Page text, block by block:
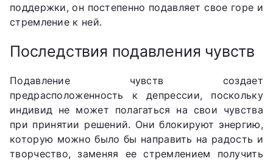
поддержки, он постепенно подавляет свое горе и
стремление к ней.
Последствия подавления чувств
Подавление чувств создает
предрасположенность к депрессии, поскольку
индивид не может полагаться на свои чувства
при принятии решений. Они блокируют энергию,
которую можно было бы направить на радость и
творчество, заменяя ее стремлением получить